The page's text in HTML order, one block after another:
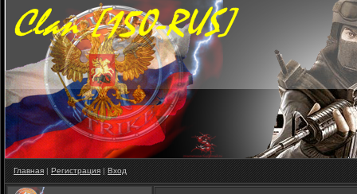
Главная |Регистрация|Вход